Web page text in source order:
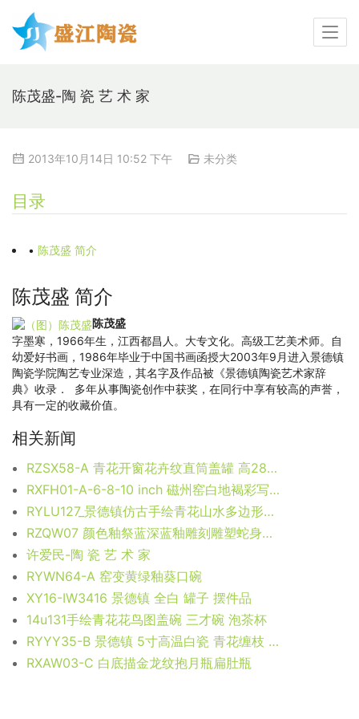
陈茂盛-陶 瓷 艺 术 家
2013年10月14日 10:52 下午 未分类
目录
• 陈茂盛 简介
陈茂盛 简介
陈茂盛
字墨寒，1966年生，江西都昌人。大专文化。高级工艺美术师。自
幼爱好书画，1986年毕业于中国书画函授大2003年9月进入景德镇
陶瓷学院陶艺专业深造，其名字及作品被《景德镇陶瓷艺术家辞
典》收录． 多年从事陶瓷创作中获奖，在同行中享有较高的声誉，
具有一定的收藏价值。
相关新闻
RZSX58-A 青花开窗花卉纹直筒盖罐 高28直径21口径底径重量5.15KG
RXFH01-A-6-8-10 inch 磁州窑白地褐彩写意龙纹盘6英寸8英寸10英寸组合
RYLU127_景德镇仿古手绘青花山水多边形缸 花盆 瓜形陶瓷水缸庭院园林装饰花盆
RZQW07 颜色釉祭蓝深蓝釉雕刻雕塑蛇身佛头佛像 高：22直径：8口径：底径：重量：0.4KG
许爱民-陶 瓷 艺 术 家
RYWN64-A 窑变黄绿釉葵口碗
XY16-IW3416 景德镇 全白 罐子 摆件品
14u131手绘青花花鸟图盖碗 三才碗 泡茶杯
RYYY35-B 景德镇 5寸高温白瓷 青花缠枝 串枝莲 高脚碗 米饭碗
RXAW03-C 白底描金龙纹抱月瓶扁肚瓶